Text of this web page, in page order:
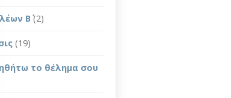
Β΄ (2)
(19)
το θέλημα σου